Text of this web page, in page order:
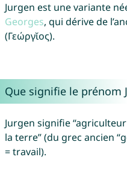
Jurgen est une variante
Georges, qui dérive de
(Γεώργῐος).
Que signifie le prénom
Jurgen signifie
la terre” (du grec ancien
= travail).